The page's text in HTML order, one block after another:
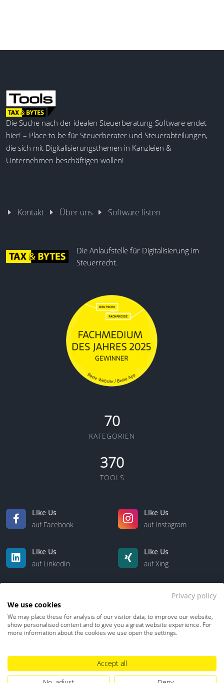
Die Suche nach der idealen Steuerberatung-Software endet
hier! – Place to be für Steuerberater und Steuerabteilungen,
die sich mit Digitalisierungsthemen in Kanzleien &
Unternehmen beschäftigen wollen!
Kontakt Über uns Software listen
Die Anlaufstelle für Digitalisierung im
Steuerrecht.
70
KATEGORIEN
370
TOOLS
Like Us
auf Facebook
Like Us
auf Instagram
Like Us
auf LinkedIn
Like Us
auf Xing
Privacy policy
We use cookies
We may place these for analysis of our visitor data, to improve our website,
show personalised content and to give you a great website experience. For
more information about the cookies we use open the settings.
Accept all